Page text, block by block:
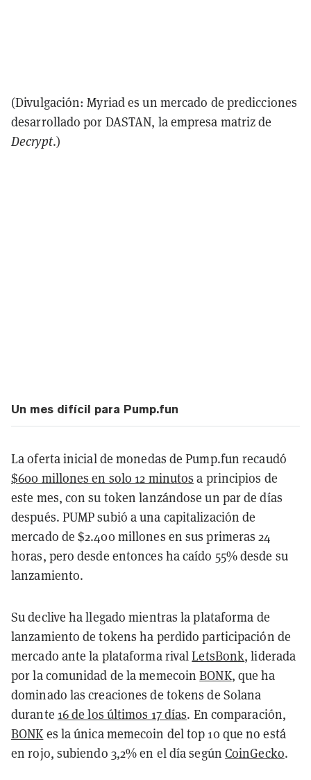
(Divulgación: Myriad es un mercado de predicciones
desarrollado por DASTAN, la empresa matriz de
Decrypt.)
Un mes difícil para Pump.fun
La oferta inicial de monedas de Pump.fun recaudó
$600 millones en solo 12 minutos a principios de
este mes, con su token lanzándose un par de días
después. PUMP subió a una capitalización de
mercado de $2.400 millones en sus primeras 24
horas, pero desde entonces ha caído 55% desde su
lanzamiento.
Su declive ha llegado mientras la plataforma de
lanzamiento de tokens ha perdido participación de
mercado ante la plataforma rivalLetsBonk, liderada
por la comunidad de la memecoinBONK, que ha
dominado las creaciones de tokens de Solana
durante 16 de los últimos 17 días. En comparación,
BONK es la única memecoin del top 10 que no está
en rojo, subiendo 3,2% en el día según CoinGecko.